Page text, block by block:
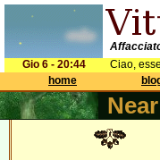
Gio 6 - 20:44
Ciao,
home